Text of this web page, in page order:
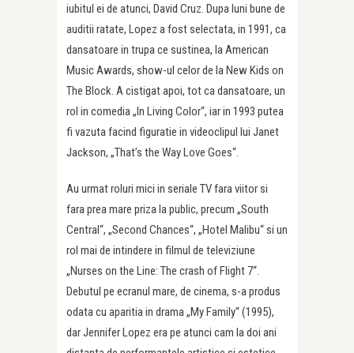
iubitul ei de atunci, David Cruz. Dupa luni bune de
auditii ratate, Lopez a fost selectata, in 1991, ca
dansatoare in trupa ce sustinea, la American
Music Awards, show-ul celor de la New Kids on
The Block. A cistigat apoi, tot ca dansatoare, un
rol in comedia „In Living Color“, iar in 1993 putea
fi vazuta facind figuratie in videoclipul lui Janet
Jackson, „That’s the Way Love Goes“.
Au urmat roluri mici in seriale TV fara viitor si
fara prea mare priza la public, precum „South
Central“, „Second Chances“, „Hotel Malibu“ si un
rol mai de intindere in filmul de televiziune
„Nurses on the Line: The crash of Flight 7“.
Debutul pe ecranul mare, de cinema, s-a produs
odata cu aparitia in drama „My Family“ (1995),
dar Jennifer Lopez era pe atunci cam la doi ani